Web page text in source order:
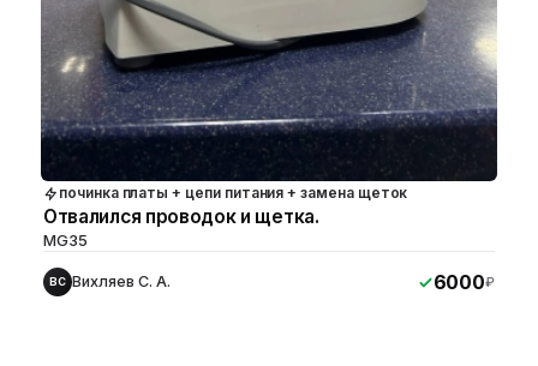
починка платы + цепи питания + замена щеток
Отвалился проводок и щетка.
MG35
ВС Вихляев С. А. 6000₽